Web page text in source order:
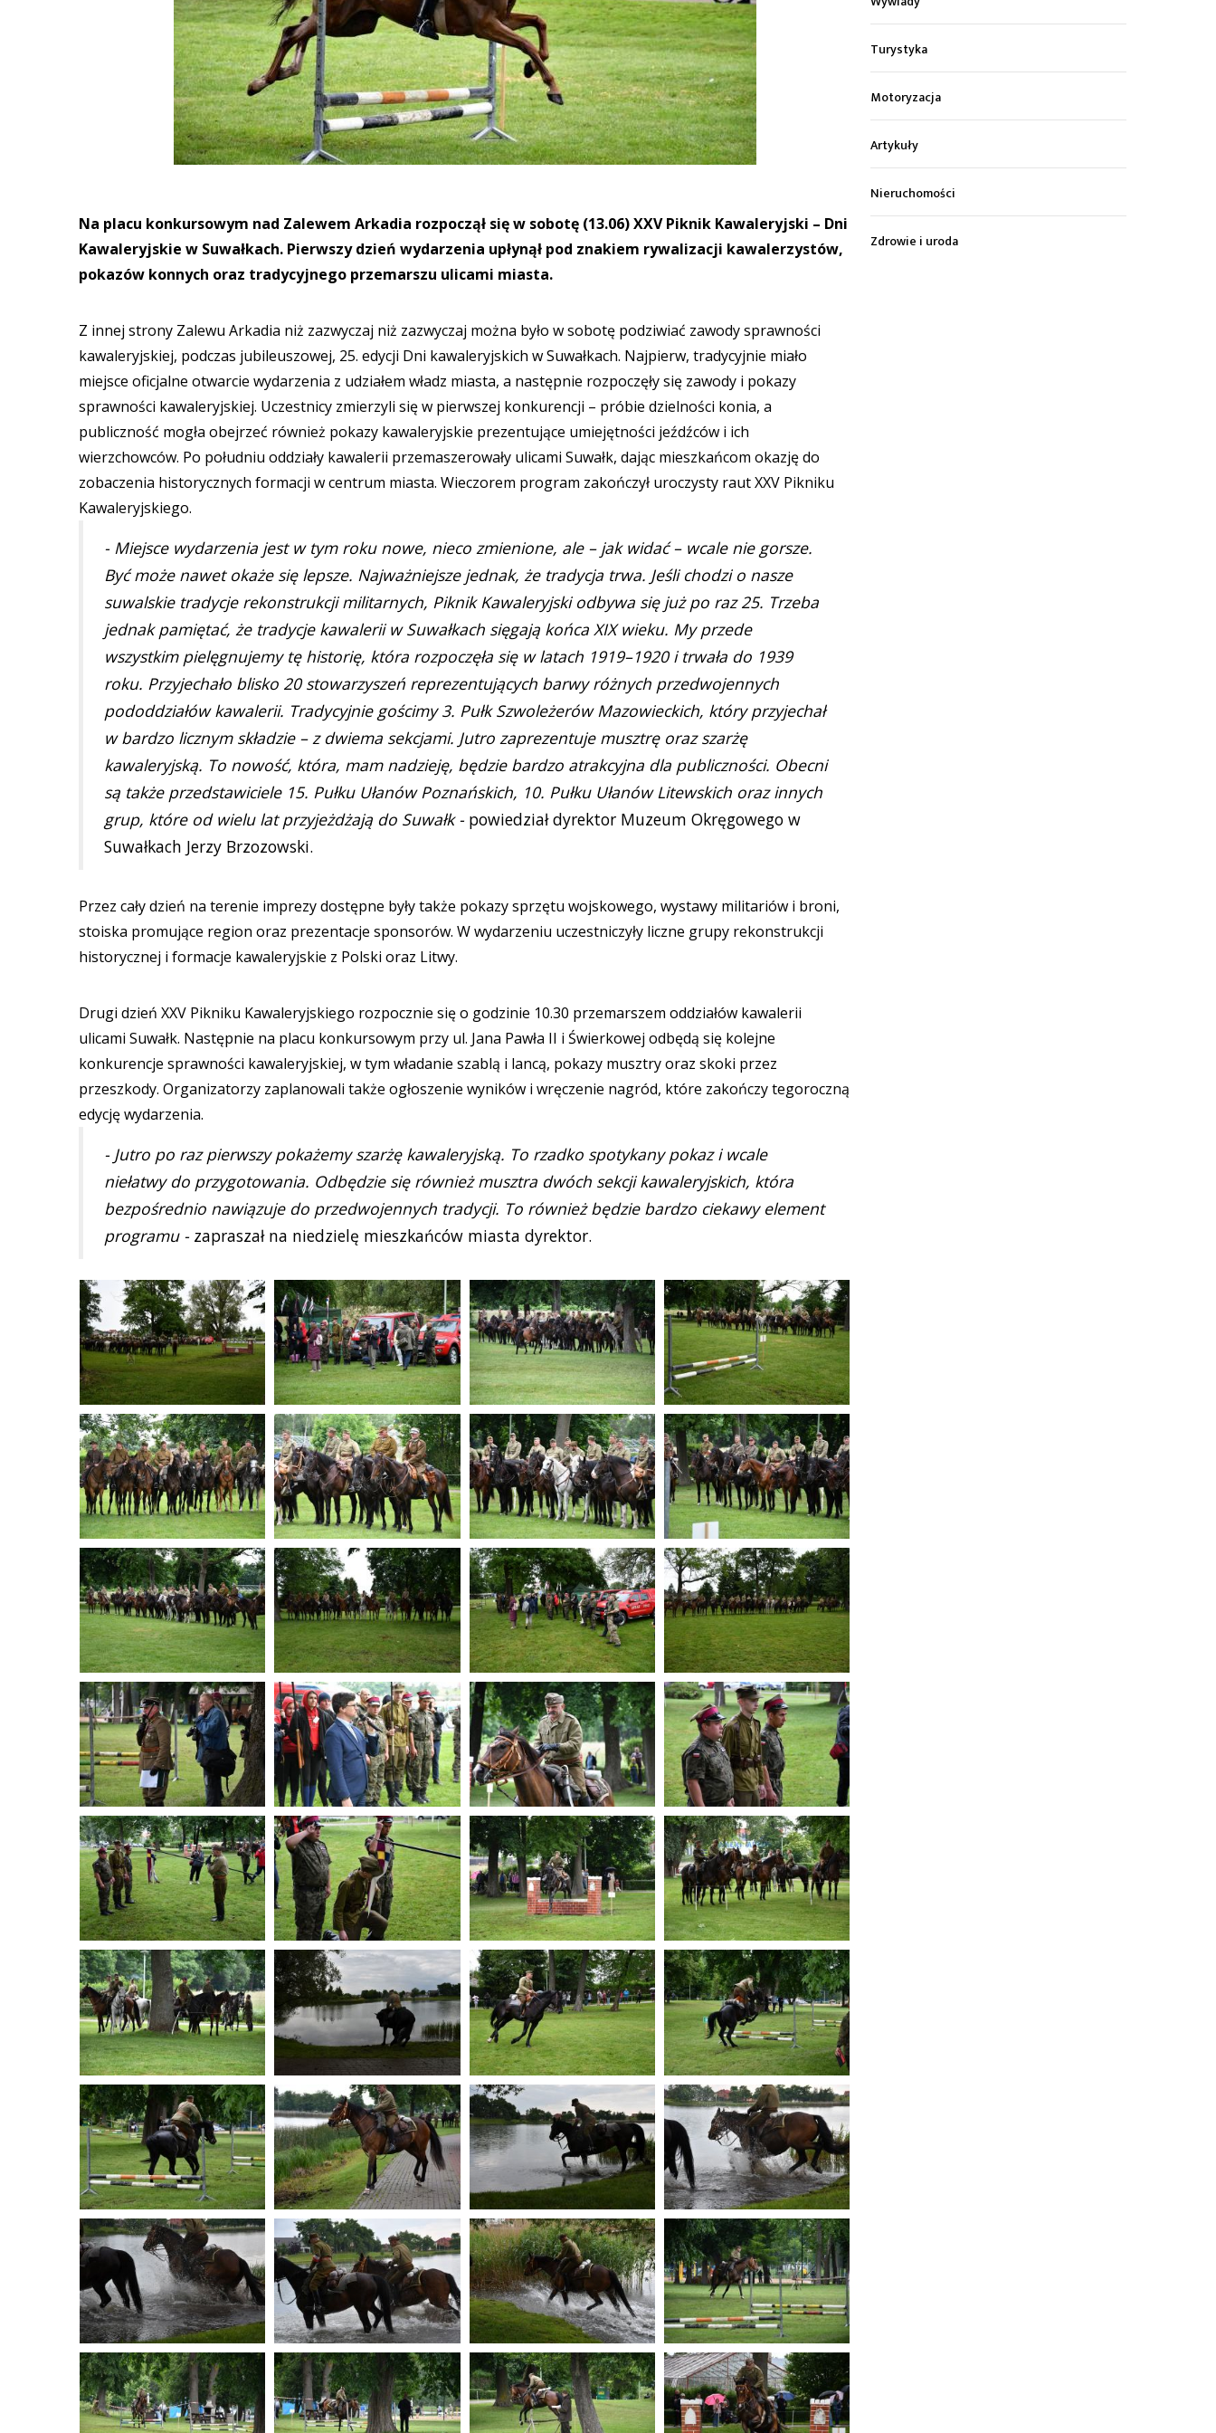
Na placu konkursowym nad Zalewem Arkadia rozpoczął się w sobotę (13.06) XXV Piknik Kawaleryjski – Dni
Kawaleryjskie w Suwałkach. Pierwszy dzień wydarzenia upłynął pod znakiem rywalizacji kawalerzystów,
pokazów konnych oraz tradycyjnego przemarszu ulicami miasta.
Z innej strony Zalewu Arkadia niż zazwyczaj niż zazwyczaj można było w sobotę podziwiać zawody sprawności
kawaleryjskiej, podczas jubileuszowej, 25. edycji Dni kawaleryjskich w Suwałkach. Najpierw, tradycyjnie miało
miejsce oficjalne otwarcie wydarzenia z udziałem władz miasta, a następnie rozpoczęły się zawody i pokazy
sprawności kawaleryjskiej. Uczestnicy zmierzyli się w pierwszej konkurencji – próbie dzielności konia, a
publiczność mogła obejrzeć również pokazy kawaleryjskie prezentujące umiejętności jeźdźców i ich
wierzchowców. Po południu oddziały kawalerii przemaszerowały ulicami Suwałk, dając mieszkańcom okazję do
zobaczenia historycznych formacji w centrum miasta. Wieczorem program zakończył uroczysty raut XXV Pikniku
Kawaleryjskiego.
- Miejsce wydarzenia jest w tym roku nowe, nieco zmienione, ale – jak widać – wcale nie gorsze.
Być może nawet okaże się lepsze. Najważniejsze jednak, że tradycja trwa. Jeśli chodzi o nasze
suwalskie tradycje rekonstrukcji militarnych, Piknik Kawaleryjski odbywa się już po raz 25. Trzeba
jednak pamiętać, że tradycje kawalerii w Suwałkach sięgają końca XIX wieku. My przede
wszystkim pielęgnujemy tę historię, która rozpoczęła się w latach 1919–1920 i trwała do 1939
roku. Przyjechało blisko 20 stowarzyszeń reprezentujących barwy różnych przedwojennych
pododdziałów kawalerii. Tradycyjnie gościmy 3. Pułk Szwoleżerów Mazowieckich, który przyjechał
w bardzo licznym składzie – z dwiema sekcjami. Jutro zaprezentuje musztrę oraz szarżę
kawaleryjską. To nowość, która, mam nadzieję, będzie bardzo atrakcyjna dla publiczności. Obecni
są także przedstawiciele 15. Pułku Ułanów Poznańskich, 10. Pułku Ułanów Litewskich oraz innych
grup, które od wielu lat przyjeżdżają do Suwałk - powiedział dyrektor Muzeum Okręgowego w
Suwałkach Jerzy Brzozowski.
Przez cały dzień na terenie imprezy dostępne były także pokazy sprzętu wojskowego, wystawy militariów i broni,
stoiska promujące region oraz prezentacje sponsorów. W wydarzeniu uczestniczyły liczne grupy rekonstrukcji
historycznej i formacje kawaleryjskie z Polski oraz Litwy.
Drugi dzień XXV Pikniku Kawaleryjskiego rozpocznie się o godzinie 10.30 przemarszem oddziałów kawalerii
ulicami Suwałk. Następnie na placu konkursowym przy ul. Jana Pawła II i Świerkowej odbędą się kolejne
konkurencje sprawności kawaleryjskiej, w tym władanie szablą i lancą, pokazy musztry oraz skoki przez
przeszkody. Organizatorzy zaplanowali także ogłoszenie wyników i wręczenie nagród, które zakończy tegoroczną
edycję wydarzenia.
- Jutro po raz pierwszy pokażemy szarżę kawaleryjską. To rzadko spotykany pokaz i wcale
niełatwy do przygotowania. Odbędzie się również musztra dwóch sekcji kawaleryjskich, która
bezpośrednio nawiązuje do przedwojennych tradycji. To również będzie bardzo ciekawy element
programu - zapraszał na niedzielę mieszkańców miasta dyrektor.
Turystyka
Motoryzacja
Artykuły
Nieruchomości
Zdrowie i uroda